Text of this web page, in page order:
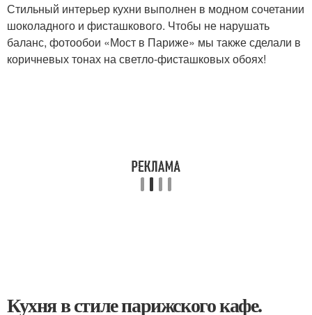
Стильный интерьер кухни выполнен в модном сочетании
шоколадного и фисташкового. Чтобы не нарушать
баланс, фотообои «Мост в Париже» мы также сделали в
коричневых тонах на светло-фисташковых обоях!
Кухня в стиле парижского кафе.